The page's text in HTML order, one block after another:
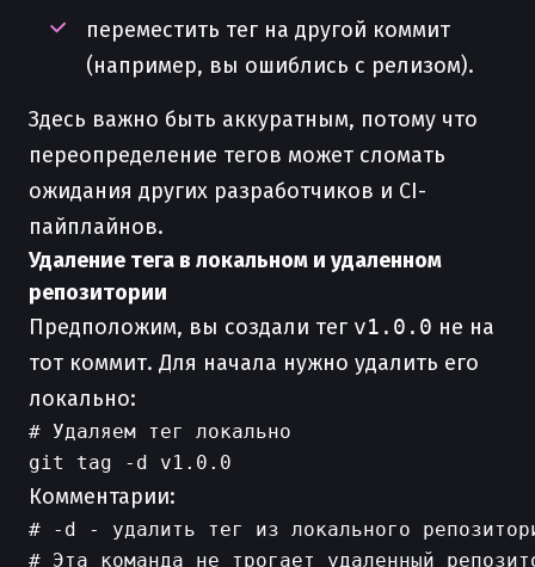
переместить тег на другой коммит
(например, вы ошиблись с релизом).
Здесь важно быть аккуратным, потому что
переопределение тегов может сломать
ожидания других разработчиков и CI-
пайплайнов.
Удаление тега в локальном и удаленном
репозитории
Предположим, вы создали тег v1.0.0 не на
тот коммит. Для начала нужно удалить его
локально:
# Удаляем тег локально
Комментарии:
# -d - удалить тег из локального